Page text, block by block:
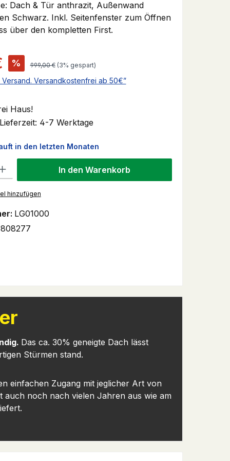
Dach & Tür anthrazit, Außenwand
Schwarz. Inkl. Seitenfenster zum Öffnen
über den kompletten First.
% Regulärer Preis:
999,00 € (3% gespart)
Versand. Versandkostenfrei ab 50€”
Haus!
4-7 Werktage
in den letzten Monaten
In den Warenkorb
hinzufügen
LG01000
Das ca. 30% geneigte Dach lässt
Stürmen stand.
einfachen Zugang mit jeglicher Art von
auch noch nach vielen Jahren aus wie am